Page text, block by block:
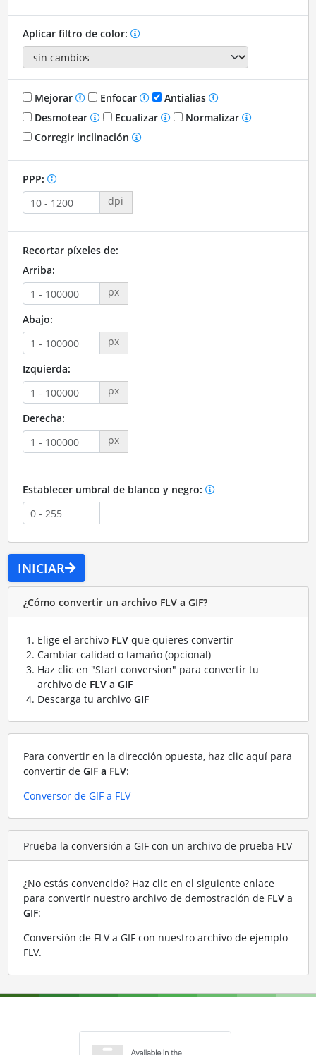
Aplicar filtro de color:
Mejorar Enfocar
Antialias
Desmotear
Ecualizar
Normalizar
Corregir inclinación
PPP:
dpi
Recortar píxeles de:
Arriba:
px
Abajo:
px
Izquierda:
px
Derecha:
px
Establecer umbral de blanco y negro:
INICIAR
¿Cómo convertir un archivo FLV a GIF?
Elige el archivo FLVque quieres convertir
Cambiar calidad o tamaño (opcional)
Haz clic en "Start conversion" para convertir tu
archivo de FLV a GIF
Descarga tu archivo GIF
Para convertir en la dirección opuesta, haz clic aquí para
convertir de GIF a FLV:
Conversor de GIF a FLV
Prueba la conversión a GIF con un archivo de prueba FLV
¿No estás convencido? Haz clic en el siguiente enlace
para convertir nuestro archivo de demostración de FLVa
GIF:
Conversión de FLV a GIF con nuestro archivo de ejemplo
FLV.